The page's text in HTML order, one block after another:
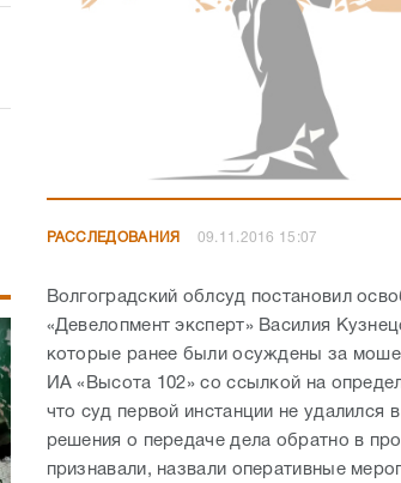
РАССЛЕДОВАНИЯ 09.11.2016 15:07
Волгоградский облсуд постановил
«Девелопмент эксперт» Василия
которые ранее были осуждены за
ИА «Высота 102» со ссылкой на
что суд первой инстанции не удалился
решения о передаче дела обратно в
признавали, назвали оперативные